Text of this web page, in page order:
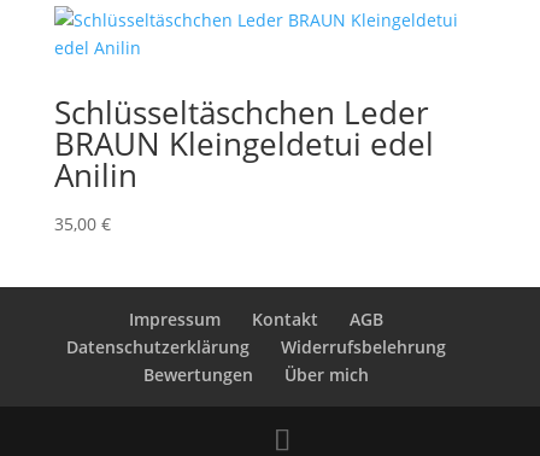
Schlüsseltäschchen Leder
BRAUN Kleingeldetui edel
Anilin
35,00 €
Impressum Kontakt
AGB
Datenschutzerklärung
Widerrufsbelehrung
Bewertungen
Über mich